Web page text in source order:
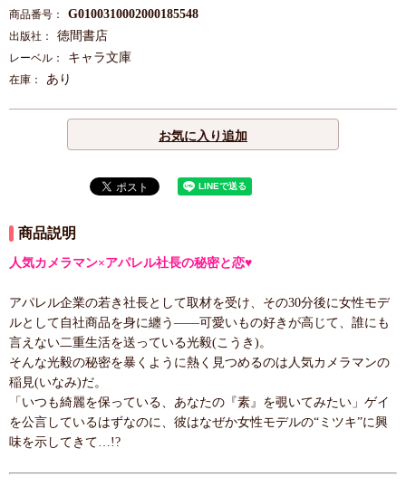
商品番号： G0100310002000185548
出版社： 徳間書店
レーベル： キャラ文庫
在庫： あり
お気に入り追加
商品説明
人気カメラマン×アパレル社長の秘密と恋♥
アパレル企業の若き社長として取材を受け、その30分後に女性モデ
ルとして自社商品を身に纏う――可愛いもの好きが高じて、誰にも
言えない二重生活を送っている光毅(こうき)。
そんな光毅の秘密を暴くように熱く見つめるのは人気カメラマンの
稲見(いなみ)だ。
「いつも綺麗を保っている、あなたの『素』を覗いてみたい」ゲイ
を公言しているはずなのに、彼はなぜか女性モデルの“ミツキ”に興
味を示してきて…!?